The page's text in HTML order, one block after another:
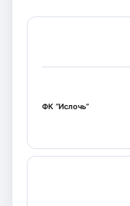
ФК “Ислочь”